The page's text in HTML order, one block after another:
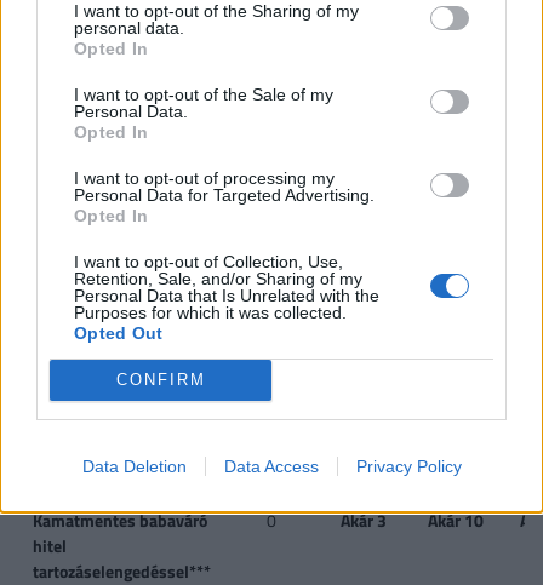
I want to opt-out of the Sharing of my
personal data.
Opted In
I want to opt-out of the Sale of my
Personal Data.
Opted In
I want to opt-out of processing my
Personal Data for Targeted Advertising.
Opted In
I want to opt-out of Collection, Use,
Retention, Sale, and/or Sharing of my
Personal Data that Is Unrelated with the
Purposes for which it was collected.
Opted Out
CONFIRM
Data Deletion Data Access Privacy Policy
CSOK használt ingatlan
vásárlására (nem
kistelepülés)*, vagy
0,6 1,43 2,2
CSOK használt ingatlan
vásárlására, bővítésére
és/vagy
korszerűsítésére
(kistelepülés)*
10
Jelzáloghitel-
elengedés**
0 1 4
Diákhitel-elengedés** 0
Tartozás
Teljes
támogatás*
Kamatmentes babaváró
hitel
tartozáselengedéssel***
0 Akár 3 Akár 10